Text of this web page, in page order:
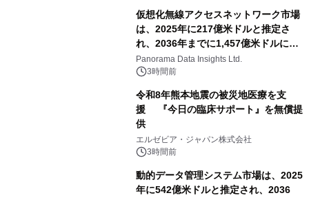
相当を還元
仮想化無線アクセスネットワーク市場
は、2025年に217億米ドルと推定さ
れ、2036年までに1,457億米ドルに達
すると予測されており、予測期間
（2026年～2036年）
Panorama Data Insights Ltd.
3時間前
令和8年熊本地震の被災地医療を支
援 『今日の臨床サポート』を無償提
供
エルゼビア・ジャパン株式会社
3時間前
動的データ管理システム市場は、2025
年に542億米ドルと推定され、2036